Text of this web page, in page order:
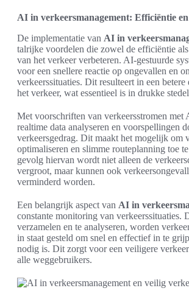
AI in verkeersmanagement: Efficiëntie
De implementatie van AI in
talrijke voordelen die zowel de efficiëntie
van het verkeer verbeteren. AI-gestuurde
voor een snellere reactie op ongevallen en
verkeerssituaties. Dit resulteert in een
het verkeer, wat essentieel is in drukke
Met voorschriften van verkeersstromen met
realtime data analyseren en voorspellingen
verkeersgedrag. Dit maakt het mogelijk om
optimaliseren en slimme routeplanning toe
gevolg hiervan wordt niet alleen de
vergroot, maar kunnen ook
verminderd worden.
Een belangrijk aspect van AI in
constante monitoring van verkeerssituaties.
verzamelen en te analyseren, worden
in staat gesteld om snel en effectief in te
nodig is. Dit zorgt voor een veiligere
alle weggebruikers.